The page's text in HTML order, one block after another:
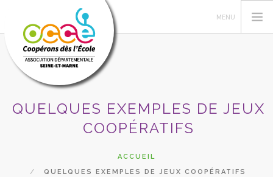
OCCE 77
QUELQUES EXEMPLES DE JEUX
COOPÉRATIFS
ACCUEIL
QUELQUES EXEMPLES DE JEUX COOPÉRATIFS